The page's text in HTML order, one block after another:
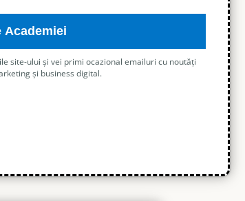
Academiei
site-ului și vei primi ocazional emailuri cu noutăți
și business digital.